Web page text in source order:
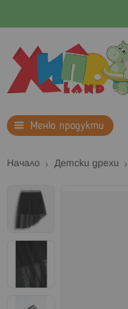
Меню продукти
Начало Детски дрехи
Преминете
към
края
на